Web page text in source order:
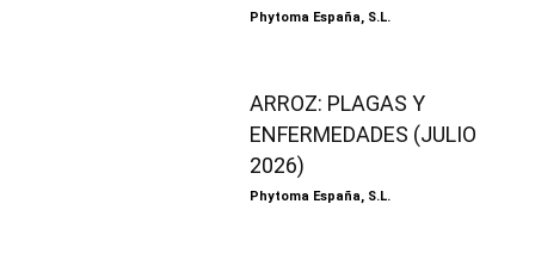
Phytoma España, S.L.
ARROZ: PLAGAS Y
ENFERMEDADES (JULIO
2026)
Phytoma España, S.L.